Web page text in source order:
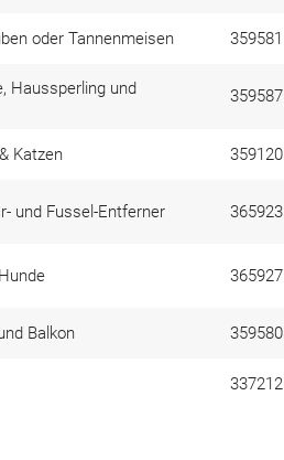
oder Tannenmeisen 359581
Haussperling und
359587
Katzen 359120
und Fussel-Entferner 365923
365927
Balkon 359580
337212